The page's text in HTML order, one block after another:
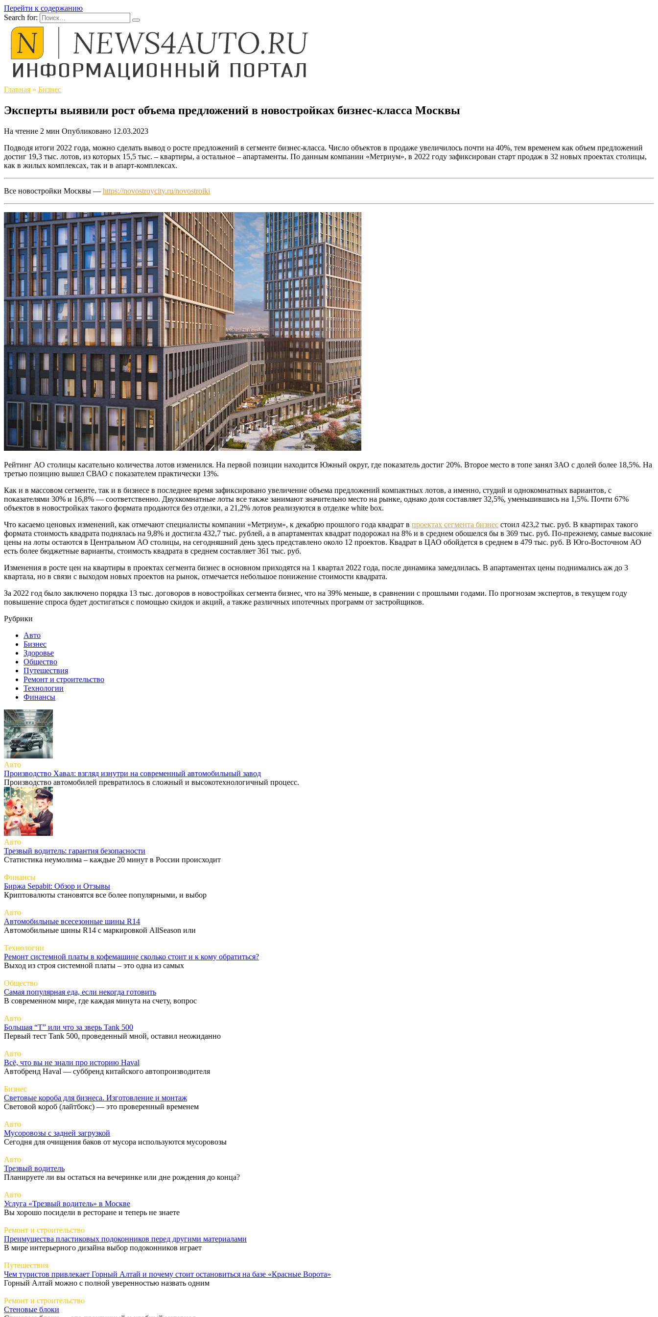
Перейти к содержанию
Search for:
Главная » Бизнес
Эксперты выявили рост объема предложений в новостройках бизнес-класса Москвы
На чтение 2 мин Опубликовано 12.03.2023
Подводя итоги 2022 года, можно сделать вывод о росте предложений в сегменте бизнес-класса. Число объектов в продаже увеличилось почти на 40%, тем временем как объем предложений
достиг 19,3 тыс. лотов, из которых 15,5 тыс. – квартиры, а остальное – апартаменты. По данным компании «Метриум», в 2022 году зафиксирован старт продаж в 32 новых проектах столицы,
как в жилых комплексах, так и в апарт-комплексах.
Все новостройки Москвы — https://novostroycity.ru/novostroiki
Рейтинг АО столицы касательно количества лотов изменился. На первой позиции находится Южный округ, где показатель достиг 20%. Второе место в топе занял ЗАО с долей более 18,5%. На
третью позицию вышел СВАО с показателем практически 13%.
Как и в массовом сегменте, так и в бизнесе в последнее время зафиксировано увеличение объема предложений компактных лотов, а именно, студий и однокомнатных вариантов, с
показателями 30% и 16,8% — соответственно. Двухкомнатные лоты все также занимают значительно место на рынке, однако доля составляет 32,5%, уменьшившись на 1,5%. Почти 67%
объектов в новостройках такого формата продаются без отделки, а 21,2% лотов реализуются в отделке white box.
Что касаемо ценовых изменений, как отмечают специалисты компании «Метриум», к декабрю прошлого года квадрат в проектах сегмента бизнес стоил 423,2 тыс. руб. В квартирах такого
формата стоимость квадрата поднялась на 9,8% и достигла 432,7 тыс. рублей, а в апартаментах квадрат подорожал на 8% и в среднем обошелся бы в 369 тыс. руб. По-прежнему, самые высокие
цены на лоты остаются в Центральном АО столицы, на сегодняшний день здесь представлено около 12 проектов. Квадрат в ЦАО обойдется в среднем в 479 тыс. руб. В Юго-Восточном АО
есть более бюджетные варианты, стоимость квадрата в среднем составляет 361 тыс. руб.
Изменения в росте цен на квартиры в проектах сегмента бизнес в основном приходятся на 1 квартал 2022 года, после динамика замедлилась. В апартаментах цены поднимались аж до 3
квартала, но в связи с выходом новых проектов на рынок, отмечается небольшое понижение стоимости квадрата.
За 2022 год было заключено порядка 13 тыс. договоров в новостройках сегмента бизнес, что на 39% меньше, в сравнении с прошлыми годами. По прогнозам экспертов, в текущем году
повышение спроса будет достигаться с помощью скидок и акций, а также различных ипотечных программ от застройщиков.
Рубрики
Авто
Бизнес
Здоровье
Общество
Путешествия
Ремонт и строительство
Технологии
Финансы
Авто
Производство Хавал: взгляд изнутри на современный автомобильный завод
Производство автомобилей превратилось в сложный и высокотехнологичный процесс.
Авто
Трезвый водитель: гарантия безопасности
Статистика неумолима – каждые 20 минут в России происходит
Финансы
Биржа Sepabit: Обзор и Отзывы
Криптовалюты становятся все более популярными, и выбор
Авто
Автомобильные всесезонные шины R14
Автомобильные шины R14 с маркировкой AllSeason или
Технологии
Ремонт системной платы в кофемашине сколько стоит и к кому обратиться?
Выход из строя системной платы – это одна из самых
Общество
Самая популярная еда, если некогда готовить
В современном мире, где каждая минута на счету, вопрос
Авто
Большая “Т” или что за зверь Tank 500
Первый тест Tank 500, проведенный мной, оставил неожиданно
Авто
Всё, что вы не знали про историю Haval
Автобренд Haval — суббренд китайского автопроизводителя
Бизнес
Световые короба для бизнеса. Изготовление и монтаж
Световой короб (лайтбокс) — это проверенный временем
Авто
Мусоровозы с задней загрузкой
Сегодня для очищения баков от мусора используются мусоровозы
Авто
Трезвый водитель
Планируете ли вы остаться на вечеринке или дне рождения до конца?
Авто
Услуга «Трезвый водитель» в Москве
Вы хорошо посидели в ресторане и теперь не знаете
Ремонт и строительство
Преимущества пластиковых подоконников перед другими материалами
В мире интерьерного дизайна выбор подоконников играет
Путешествия
Чем туристов привлекает Горный Алтай и почему стоит остановиться на базе «Красные Ворота»
Горный Алтай можно с полной уверенностью назвать одним
Ремонт и строительство
Стеновые блоки